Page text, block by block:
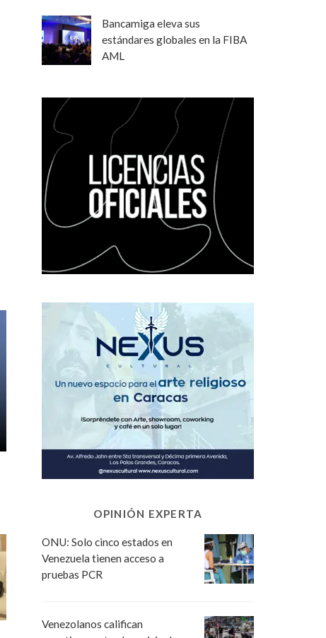
Bancamiga eleva sus
estándares globales en la FIBA
AML
OPINIÓN EXPERTA
ONU: Solo cinco estados en
Venezuela tienen acceso a
pruebas PCR
Venezolanos califican